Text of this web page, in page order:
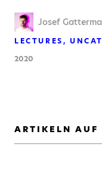
Josef
LECTURES
2020
ARTIKELN AUF